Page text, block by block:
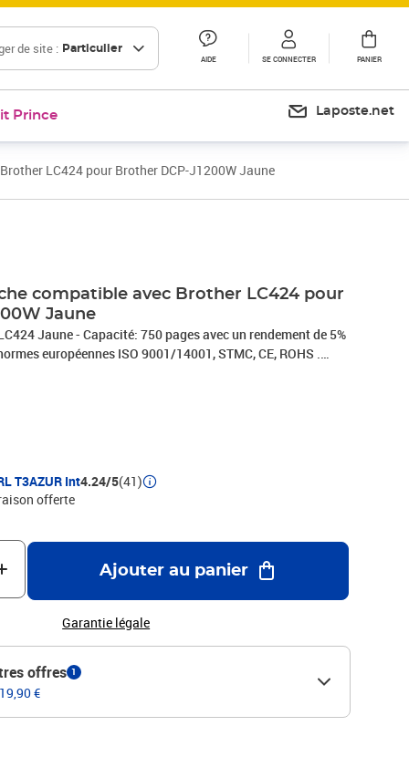
de site : Particulier
AIDE SE CONNECTER PANIER
Prince Laposte.net
LC424 pour Brother DCP-J1200W Jaune
compatible avec Brother LC424 pour
Jaune
Jaune - Capacité: 750 pages avec un rendement de 5%
européennes ISO 9001/14001, STMC, CE, ROHS .
garantie une excellence qualité d'impression – Vendeur
T3AZUR Int4.24/5(41)
offerte
Ajouter au panier
Garantie légale
offres 1
€